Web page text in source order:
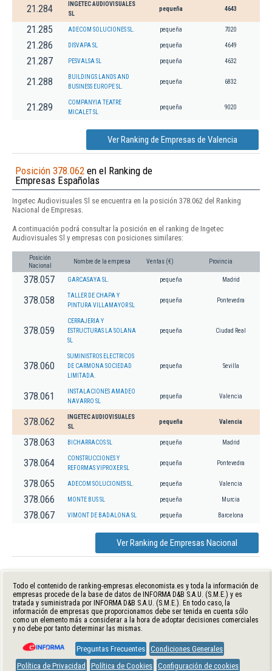
21.284
INGETEC AUDIOVISUALES
SL
pequeña 4643
21.285 ADECOM SOLUCIONES SL. pequeña 7020
21.286 DISVAPA SL pequeña 4649
21.287 PESVALSA SL pequeña 4632
21.288
BUILDINGS LANDS AND
BUSINESS EUROPE SL.
pequeña 6832
21.289
COMPANYIA TEATRE
MICALET SL
pequeña 9020
Ver Ranking de Empresas de Valencia
Posición 378.062 en el Ranking de
Empresas Españolas
Ingetec Audiovisuales Sl se encuentra en la posición 378.062 del Ranking
Nacional de Empresas.
A continuación podrá consultar la posición en el ranking de Ingetec
Audiovisuales Sl y empresas con posiciones similares:
Posición
Nacional
Nombre de la empresa Ventas (€) Provincia
378.057 GARCASAYA SL. pequeña Madrid
378.058
TALLER DE CHAPA Y
PINTURA VILLAMAYOR SL
pequeña Pontevedra
378.059
CERRAJERIA Y
ESTRUCTURAS LA SOLANA
SL
pequeña Ciudad Real
378.060
SUMINISTROS ELECTRICOS
DE CARMONA SOCIEDAD
LIMITADA.
pequeña Sevilla
378.061
INSTALACIONES AMADEO
NAVARRO SL
pequeña Valencia
378.062
INGETEC AUDIOVISUALES
SL
pequeña Valencia
378.063 BICHARRACOS SL pequeña Madrid
378.064
CONSTRUCCIONES Y
REFORMAS VIPROXER SL
pequeña Pontevedra
378.065 ADECOM SOLUCIONES SL. pequeña Valencia
378.066 MONTE BUS SL pequeña Murcia
378.067 VIMONT DE BADALONA SL pequeña Barcelona
Ver Ranking de Empresas Nacional
Todo el contenido de ranking-empresas.eleconomista.es y toda la información de
empresas procede de la base de datos de INFORMA D&B S.A.U. (S.M.E.) y es
tratada y suministrada por INFORMA D&B S.A.U. (S.M.E.). En todo caso, la
información de empresas que proporcionamos debe ser tenida en cuenta sólo
como un elemento más a considerar a la hora de adoptar decisiones comerciales
y no debe por tanto determinar las mismas.
Preguntas Frecuentes Condiciones Generales
Política de Privacidad
Política de Cookies Configuración de cookies